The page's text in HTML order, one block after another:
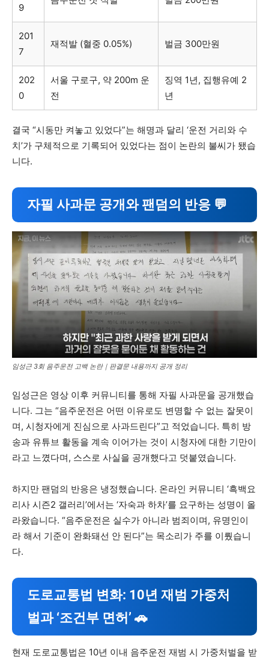
9
201
7
재적발 (혈중 0.05%) 벌금 300만원
202
0
서울 구로구, 약 200m 운
전
징역 1년, 집행유예 2
년
결국 “시동만 켜놓고 있었다”는 해명과 달리 ‘운전 거리와 수
치’가 구체적으로 기록되어 있었다는 점이 논란의 불씨가 됐습
니다.
자필 사과문 공개와 팬덤의 반응 💬
임성근 3회 음주운전 고백 논란｜판결문 내용까지 공개 정리
임성근은 영상 이후 커뮤니티를 통해 자필 사과문을 공개했습
니다. 그는 “음주운전은 어떤 이유로도 변명할 수 없는 잘못이
며, 시청자에게 진심으로 사과드린다”고 적었습니다. 특히 방
송과 유튜브 활동을 계속 이어가는 것이 시청자에 대한 기만이
라고 느꼈다며, 스스로 사실을 공개했다고 덧붙였습니다.
하지만 팬덤의 반응은 냉정했습니다. 온라인 커뮤니티 ‘흑백요
리사 시즌2 갤러리’에서는 ‘자숙과 하차’를 요구하는 성명이 올
라왔습니다. “음주운전은 실수가 아니라 범죄이며, 유명인이
라 해서 기준이 완화돼선 안 된다”는 목소리가 주를 이뤘습니
다.
도로교통법 변화: 10년 재범 가중처
벌과 ‘조건부 면허’ 🚗
현재 도로교통법은 10년 이내 음주운전 재범 시 가중처벌을 받